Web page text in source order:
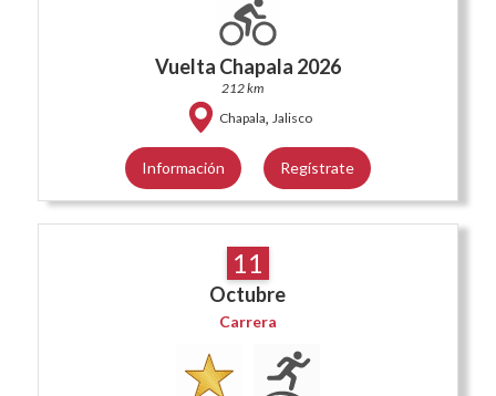
Vuelta Chapala 2026
212 km
Chapala, Jalisco
Información Regístrate
11
Octubre
Carrera